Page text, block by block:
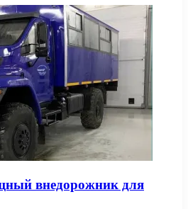
внедорожник для